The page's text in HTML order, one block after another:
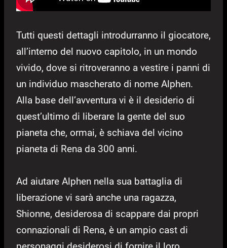
Tutti questi dettagli introdurranno il giocatore,
all’interno del nuovo capitolo, in un mondo
vivido, dove si ritroveranno a vestire i panni di
un individuo mascherato di nome Alphen.
Alla base dell’avventura vi è il desiderio di
quest’ultimo di liberare la gente del suo
pianeta che, ormai, è schiava del vicino
pianeta di Rena da 300 anni.
Ad aiutare Alphen nella sua battaglia di
liberazione vi sarà anche una ragazza,
Shionne, desiderosa di scappare dai propri
connazionali di Rena, è un ampio cast di